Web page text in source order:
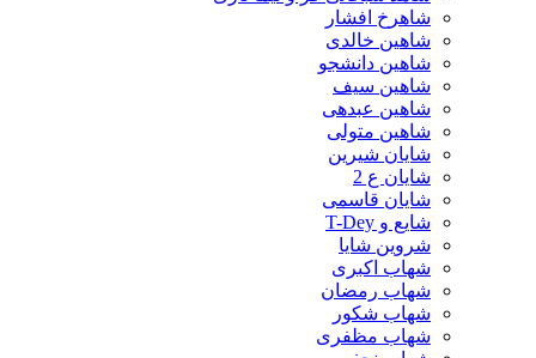
شاهرخ افشار
شاهین خالدی
شاهین دانشجو
شاهین سیف
شاهین عبدهی
شاهین متولی
شایان شیرین
شایان ع 2
شایان قاسمی
شایع و T-Dey
شروین شایا
شهاب اکبری
شهاب رمضان
شهاب شکور
شهاب مظفری